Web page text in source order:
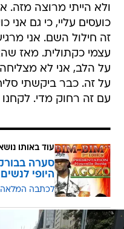
ולא הייתי מרוצה מזה.
כועסים עליי, כי גם אני
זה חילול השם. אני
עצמי כקתולית. מאז
על הלב, אני לא
על זה. כבר ביקשתי
עם זה רחוק מדי.
עוד באותו
סערה
היופי
לכתבה המלאה